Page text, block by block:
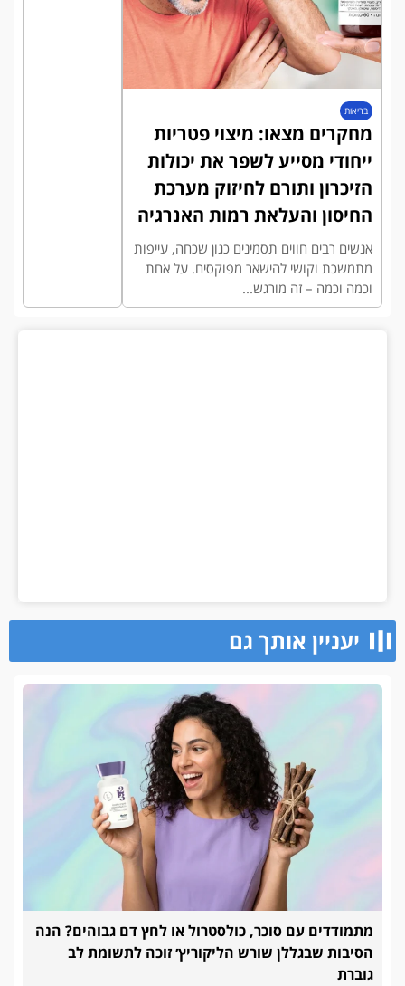
בריאות
מחקרים מצאו: מיצוי פטריות
ייחודי מסייע לשפר את יכולות
הזיכרון ותורם לחיזוק מערכת
החיסון והעלאת רמות האנרגיה
אנשים רבים חווים תסמינים כגון שכחה, עייפות
מתמשכת וקושי להישאר מפוקסים. על אחת
וכמה וכמה – זה מורגש...
יעניין אותך גם
מתמודדים עם סוכר, כולסטרול או לחץ דם גבוהים? הנה
הסיבות שבגללן שורש הליקוריץ׳ זוכה לתשומת לב
גוברת